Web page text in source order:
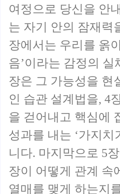
여정으로 당신을 안
는 자기 안의 잠재력
장에서는 우리를 옭
음’이라는 감정의 실
장은 그 가능성을 현
인 습관 설계법을, 4
을 걷어내고 핵심에
성과를 내는 ‘가지치
니다. 마지막으로 5
장이 어떻게 관계 속
열매를 맺게 하는지